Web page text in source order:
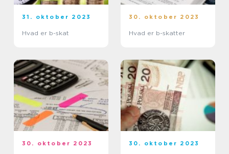
31. oktober 2023
Hvad er b-skat
30. oktober 2023
Hvad er b-skatter
30. oktober 2023 30. oktober 2023